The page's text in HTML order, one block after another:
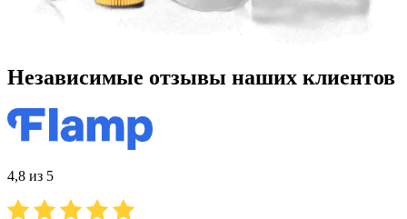
Независимые отзывы наших клиентов
4,8 из 5